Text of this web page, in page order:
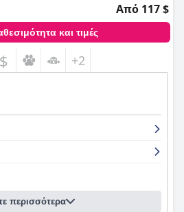
Από 117 $
και τιμές
$ +2
περισσότερα